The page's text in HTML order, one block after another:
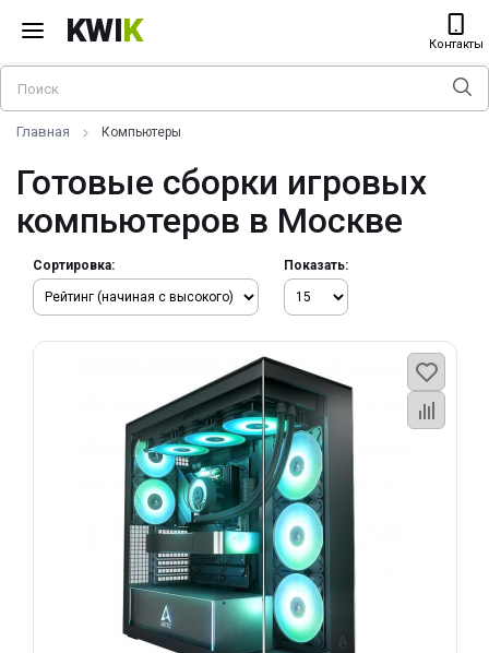
KWIK Контакты
Главная Компьютеры
Готовые сборки игровых
компьютеров в Москве
Сортировка: Показать: